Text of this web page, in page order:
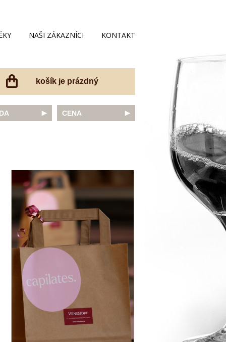
NAŠI ZÁKAZNÍCI KONTAKT
košík je prázdný
moravský
bílé
modré
šedé
rýnský
vlašský
červený
zelené
všechny odrůdy
CENA
do 600 Kč
do 700 Kč
do 800 Kč
do 900 Kč
do 1000 Kč
nad 1000 Kč